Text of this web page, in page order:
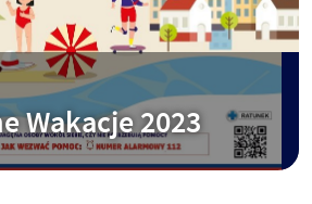
Wakacje 2023